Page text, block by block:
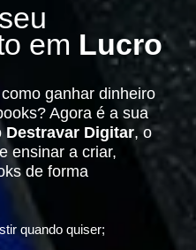
seu
em Lucro
ganhar dinheiro
Agora é a sua
Destravar Digitar, o
ensinar a criar,
de forma
quando quiser;